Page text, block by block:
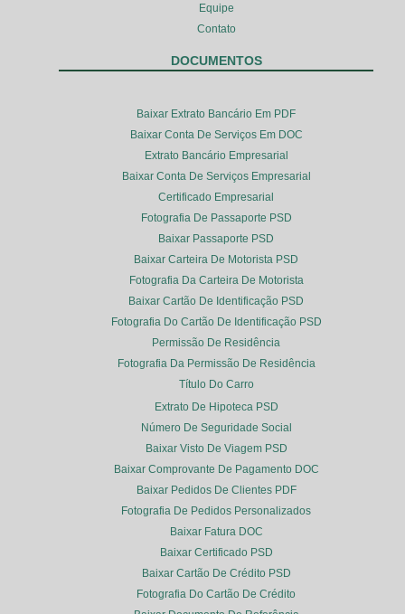
Equipe
Contato
DOCUMENTOS
Baixar Extrato Bancário Em PDF
Baixar Conta De Serviços Em DOC
Extrato Bancário Empresarial
Baixar Conta De Serviços Empresarial
Certificado Empresarial
Fotografia De Passaporte PSD
Baixar Passaporte PSD
Baixar Carteira De Motorista PSD
Fotografia Da Carteira De Motorista
Baixar Cartão De Identificação PSD
Fotografia Do Cartão De Identificação PSD
Permissão De Residência
Fotografia Da Permissão De Residência
Título Do Carro
Extrato De Hipoteca PSD
Número De Seguridade Social
Baixar Visto De Viagem PSD
Baixar Comprovante De Pagamento DOC
Baixar Pedidos De Clientes PDF
Fotografia De Pedidos Personalizados
Baixar Fatura DOC
Baixar Certificado PSD
Baixar Cartão De Crédito PSD
Fotografia Do Cartão De Crédito